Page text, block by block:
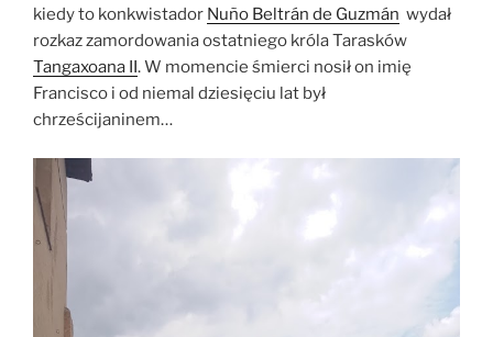
kiedy to konkwistador Nuño Beltrán de Guzmán wydał
rozkaz zamordowania ostatniego króla Tarasków
Tangaxoana II. W momencie śmierci nosił on imię
Francisco i od niemal dziesięciu lat był
chrześcijaninem…